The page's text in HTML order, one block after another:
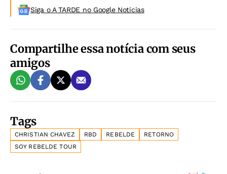
Siga o A TARDE no Google Noticias
Compartilhe essa notícia com seus
amigos
Tags
CHRISTIAN CHAVEZ RBD REBELDE
RETORNO
SOY REBELDE TOUR